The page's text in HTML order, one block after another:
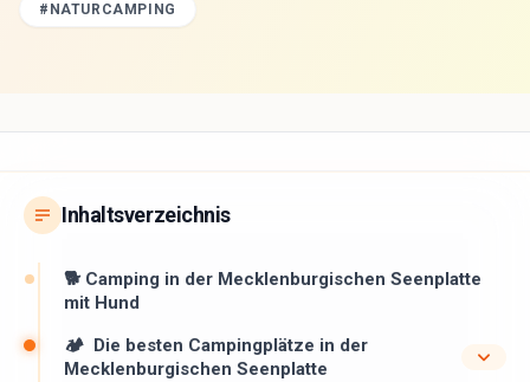
# NATURCAMPING
Inhaltsverzeichnis
🐕 Camping in der Mecklenburgischen Seenplatte
mit Hund
🏕 ️ Die besten Campingplätze in der
Mecklenburgischen Seenplatte